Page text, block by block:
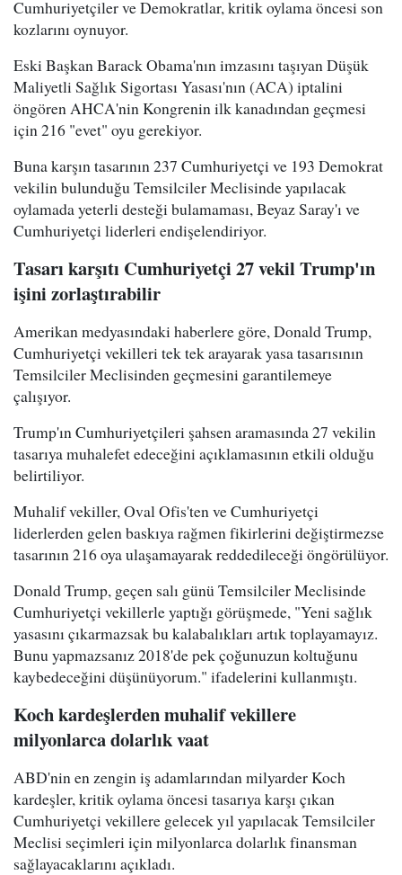
Cumhuriyetçiler ve Demokratlar, kritik oylama öncesi son
kozlarını oynuyor.
Eski Başkan Barack Obama'nın imzasını taşıyan Düşük
Maliyetli Sağlık Sigortası Yasası'nın (ACA) iptalini
öngören AHCA'nin Kongrenin ilk kanadından geçmesi
için 216 "evet" oyu gerekiyor.
Buna karşın tasarının 237 Cumhuriyetçi ve 193 Demokrat
vekilin bulunduğu Temsilciler Meclisinde yapılacak
oylamada yeterli desteği bulamaması, Beyaz Saray'ı ve
Cumhuriyetçi liderleri endişelendiriyor.
Tasarı karşıtı Cumhuriyetçi 27 vekil Trump'ın
işini zorlaştırabilir
Amerikan medyasındaki haberlere göre, Donald Trump,
Cumhuriyetçi vekilleri tek tek arayarak yasa tasarısının
Temsilciler Meclisinden geçmesini garantilemeye
çalışıyor.
Trump'ın Cumhuriyetçileri şahsen aramasında 27 vekilin
tasarıya muhalefet edeceğini açıklamasının etkili olduğu
belirtiliyor.
Muhalif vekiller, Oval Ofis'ten ve Cumhuriyetçi
liderlerden gelen baskıya rağmen fikirlerini değiştirmezse
tasarının 216 oya ulaşamayarak reddedileceği öngörülüyor.
Donald Trump, geçen salı günü Temsilciler Meclisinde
Cumhuriyetçi vekillerle yaptığı görüşmede, "Yeni sağlık
yasasını çıkarmazsak bu kalabalıkları artık toplayamayız.
Bunu yapmazsanız 2018'de pek çoğunuzun koltuğunu
kaybedeceğini düşünüyorum." ifadelerini kullanmıştı.
Koch kardeşlerden muhalif vekillere
milyonlarca dolarlık vaat
ABD'nin en zengin iş adamlarından milyarder Koch
kardeşler, kritik oylama öncesi tasarıya karşı çıkan
Cumhuriyetçi vekillere gelecek yıl yapılacak Temsilciler
Meclisi seçimleri için milyonlarca dolarlık finansman
sağlayacaklarını açıkladı.